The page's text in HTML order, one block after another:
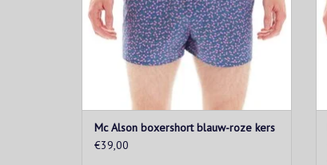
Mc Alson boxershort blauw-roze kers
€39,00